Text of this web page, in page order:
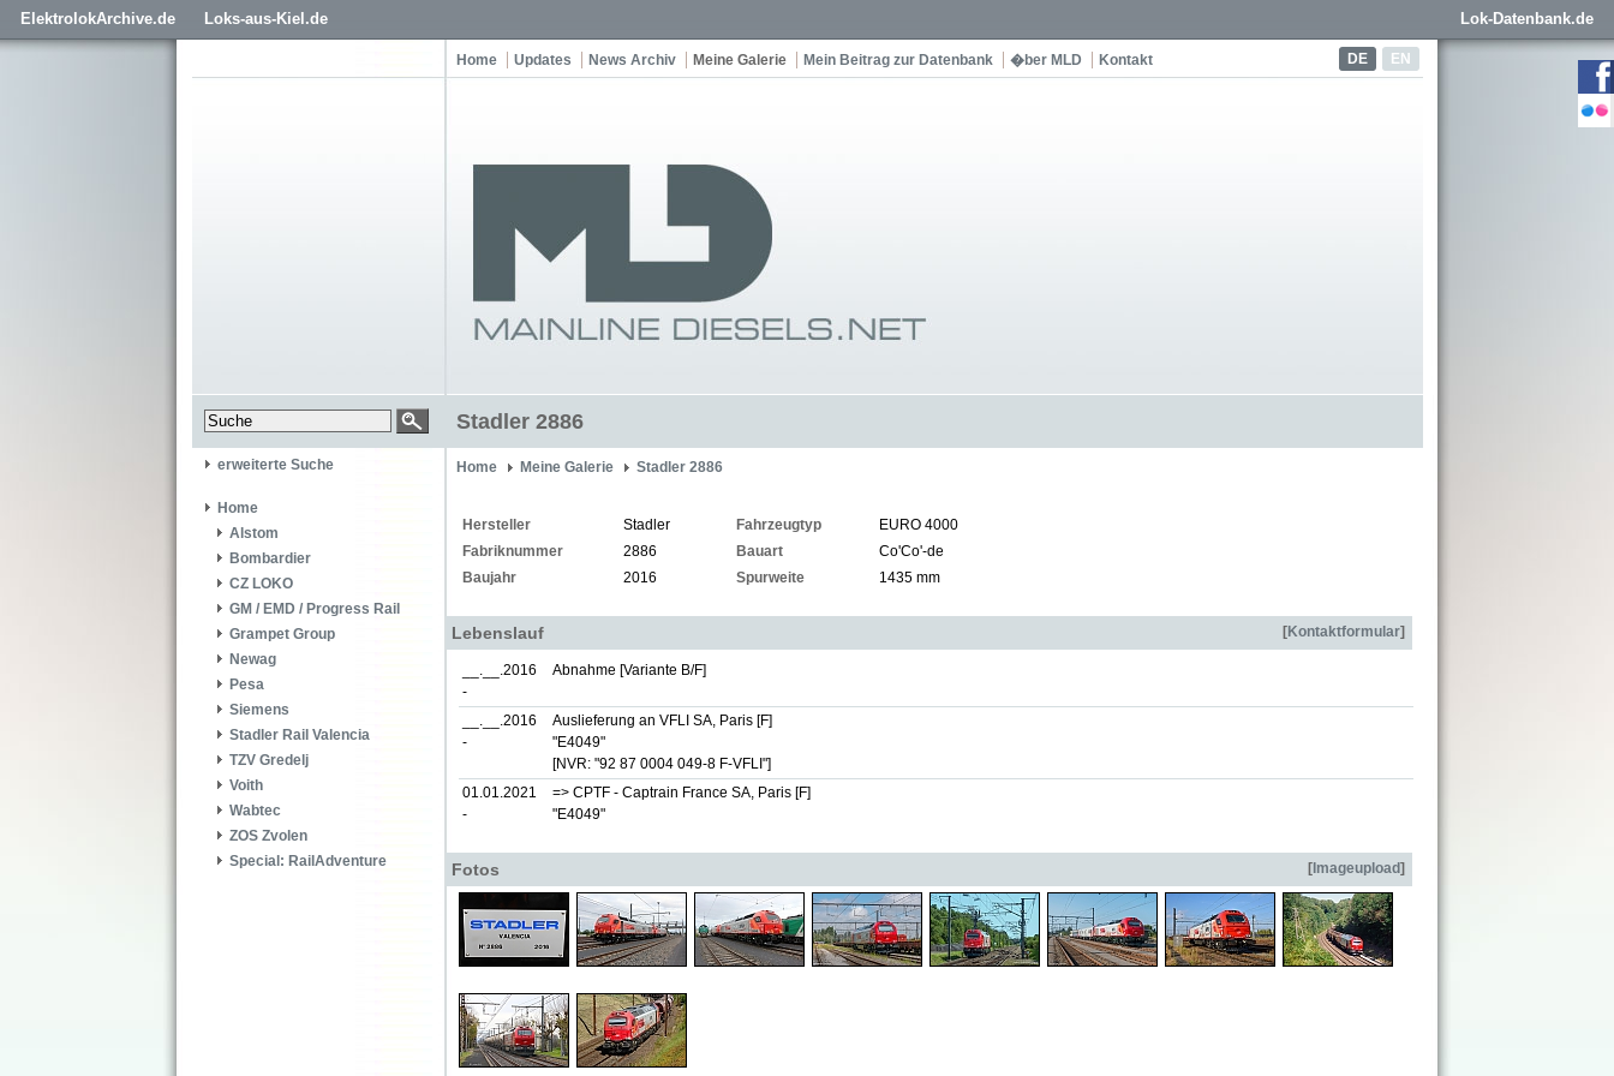
ElektrolokArchive.de Loks-aus-Kiel.de Lok-Datenbank.de
DE EN
Home Updates News Archiv Meine Galerie Mein Beitrag zur Datenbank �ber MLD Kontakt
Stadler 2886
erweiterte Suche
Home
Alstom
Bombardier
CZ LOKO
GM / EMD / Progress Rail
Grampet Group
Newag
Pesa
Siemens
Stadler Rail Valencia
TZV Gredelj
Voith
Wabtec
ZOS Zvolen
Special: RailAdventure
Home Meine Galerie Stadler 2886
Hersteller Stadler Fahrzeugtyp
EURO 4000
Fabriknummer
2886 Bauart
Co'Co'-de
Baujahr
2016 Spurweite 1435 mm
Lebenslauf [Kontaktformular]
__.__.2016
-
Abnahme [Variante B/F]
__.__.2016
-
Auslieferung an VFLI SA, Paris [F]
"E4049"
[NVR: "92 87 0004 049-8 F-VFLI"]
01.01.2021
-
=> CPTF - Captrain France SA, Paris [F]
"E4049"
Fotos [ Imageupload]